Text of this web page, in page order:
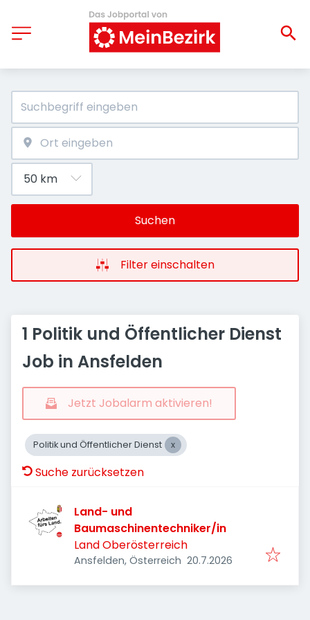
Suchen
Filter einschalten
1 Politik und Öffentlicher Dienst
Job in Ansfelden
Jetzt Jobalarm aktivieren!
Politik und Öffentlicher Dienst
Suche zurücksetzen
Land- und
Baumaschinentechniker/in
Land Oberösterreich
Ansfelden, Österreich Veröffentlicht
20.7.2026